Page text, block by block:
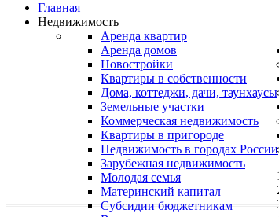
Главная
Недвижимость
Аренда квартир
Аренда домов
Новостройки
Квартиры в собственности
Дома, коттеджи, дачи, таунхаусы
Земельные участки
Коммерческая недвижимость
Квартиры в пригороде
Недвижимость в городах России
Зарубежная недвижимость
Молодая семья
Материнский капитал
Субсидии бюджетникам